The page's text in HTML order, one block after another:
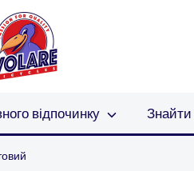
відпочинку Знайти